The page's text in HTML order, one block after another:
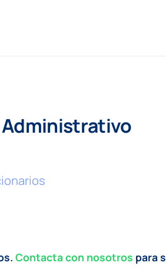
Contacta con nosotros para